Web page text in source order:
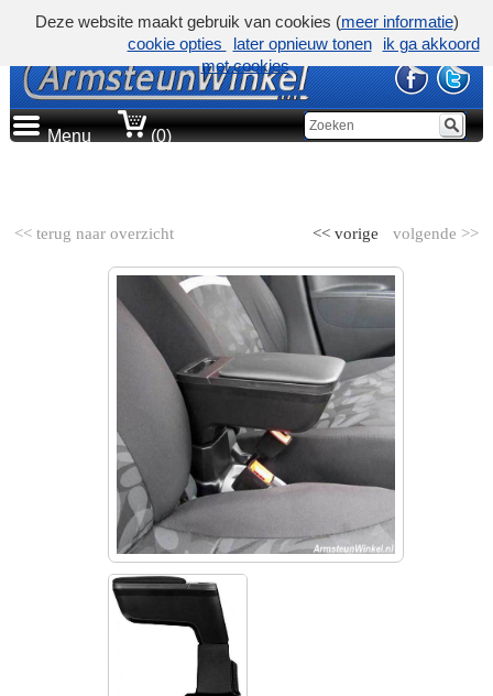
Menu (0)
<< terug naar overzicht volgende >>
<< vorige
Deze website maakt gebruik van cookies (meer informatie)
cookie opties
later opnieuw tonen
ik ga akkoord
met cookies